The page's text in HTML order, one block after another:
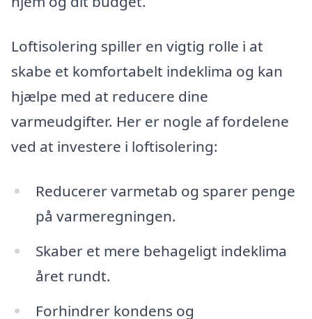
Loftisolering spiller en vigtig rolle i at
skabe et komfortabelt indeklima og kan
hjælpe med at reducere dine
varmeudgifter. Her er nogle af fordelene
ved at investere i loftisolering:
Reducerer varmetab og sparer penge
på varmeregningen.
Skaber et mere behageligt indeklima
året rundt.
Forhindrer kondens og